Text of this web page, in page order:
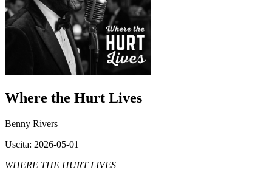
Where the Hurt Lives
Benny Rivers
Uscita: 2026-05-01
WHERE THE HURT LIVES